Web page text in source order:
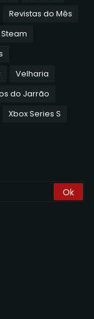
Revistas do Mês
Steam
Velharia
do Jarrão
Xbox Series S